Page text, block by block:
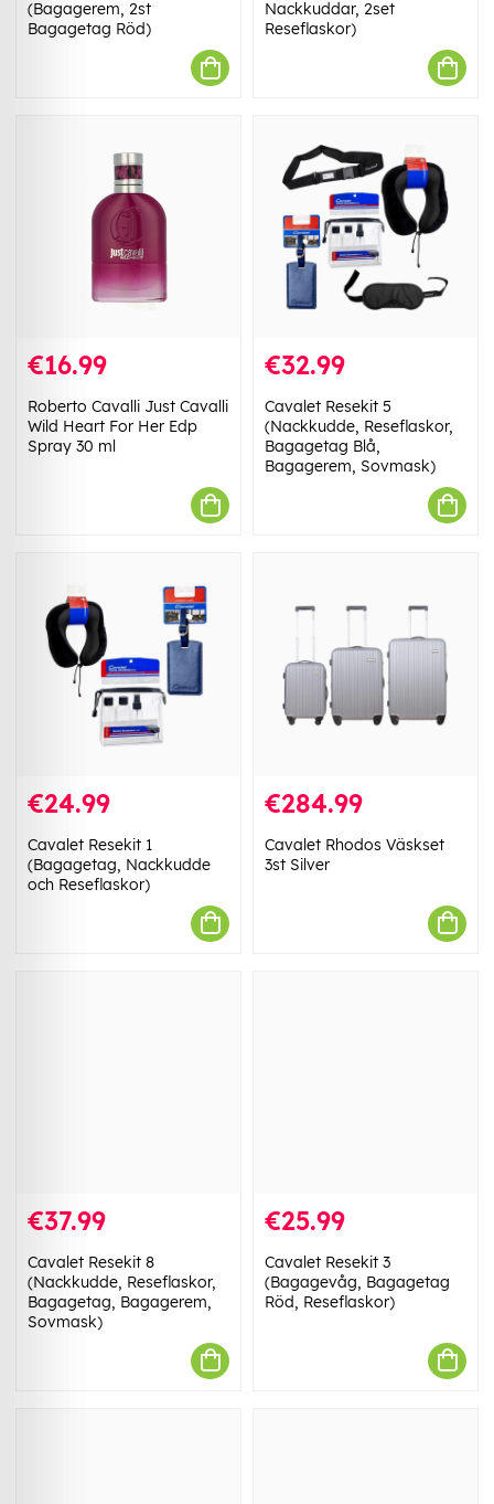
(Bagagerem, 2st
Bagagetag Röd)
Nackkuddar, 2set
Reseflaskor)
€16.99
Roberto Cavalli Just Cavalli
Wild Heart For Her Edp
Spray 30 ml
€32.99
Cavalet Resekit 5
(Nackkudde, Reseflaskor,
Bagagetag Blå,
Bagagerem, Sovmask)
€24.99
Cavalet Resekit 1
(Bagagetag, Nackkudde
och Reseflaskor)
€284.99
Cavalet Rhodos Väskset
3st Silver
€37.99
Cavalet Resekit 8
(Nackkudde, Reseflaskor,
Bagagetag, Bagagerem,
Sovmask)
€25.99
Cavalet Resekit 3
(Bagagevåg, Bagagetag
Röd, Reseflaskor)